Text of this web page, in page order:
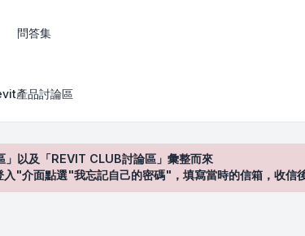
問答集
產品討論區
以及「REVIT CLUB討論區」彙整而來
"介面點選"我忘記自己的密碼"，填寫當時的信箱，收信後